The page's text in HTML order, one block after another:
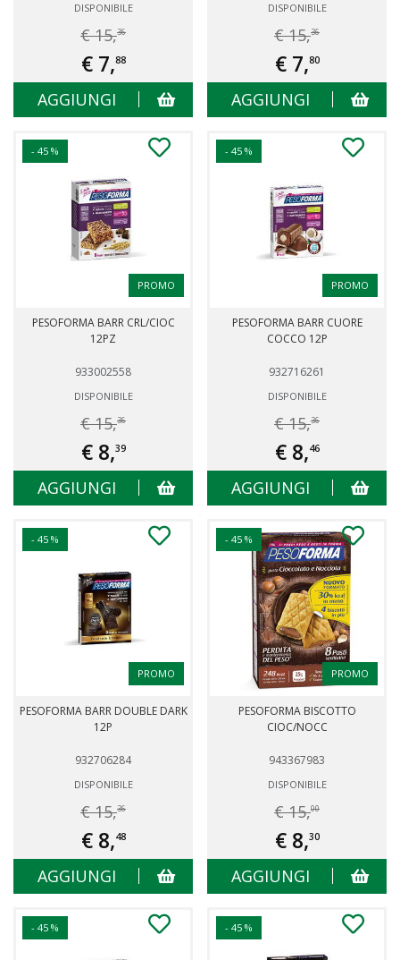
DISPONIBILE
€ 15,36
€ 7,88
AGGIUNGI
DISPONIBILE
€ 15,36
€ 7,80
AGGIUNGI
- 45 %
PROMO
PESOFORMA BARR CRL/CIOC
12PZ
933002558
DISPONIBILE
€ 15,36
€ 8,39
AGGIUNGI
- 45 %
PROMO
PESOFORMA BARR CUORE
COCCO 12P
932716261
DISPONIBILE
€ 15,36
€ 8,46
AGGIUNGI
- 45 %
PROMO
PESOFORMA BARR DOUBLE DARK
12P
932706284
DISPONIBILE
€ 15,36
€ 8,48
AGGIUNGI
- 45 %
PROMO
PESOFORMA BISCOTTO
CIOC/NOCC
943367983
DISPONIBILE
€ 15,00
€ 8,30
AGGIUNGI
- 45 % - 45 %